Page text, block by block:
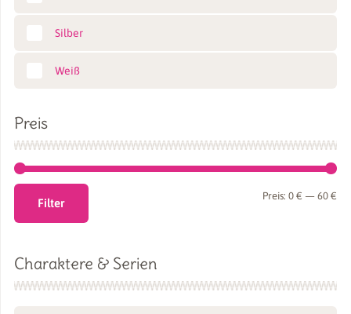
Silber
Weiß
Preis
Filter
Preis:0 € —60 €
Charaktere & Serien